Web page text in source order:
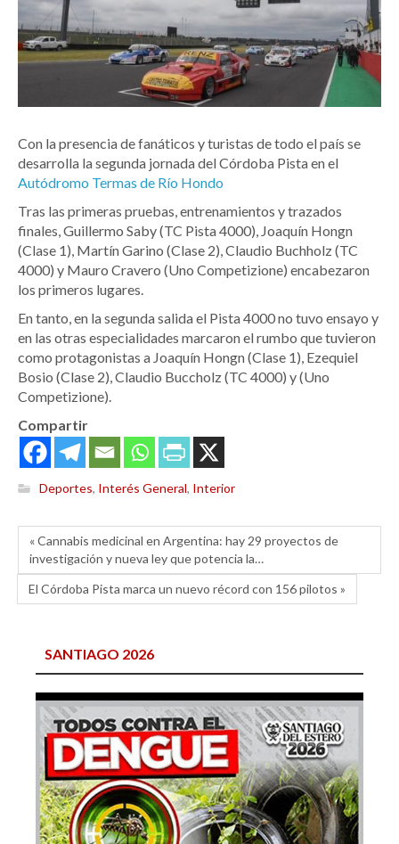
Con la presencia de fanáticos y turistas de todo el país se
desarrolla la segunda jornada del Córdoba Pista en el
Autódromo Termas de Río Hondo
Tras las primeras pruebas, entrenamientos y trazados
finales, Guillermo Saby (TC Pista 4000), Joaquín Hongn
(Clase 1), Martín Garino (Clase 2), Claudio Buchholz (TC
4000) y Mauro Cravero (Uno Competizione) encabezaron
los primeros lugares.
En tanto, en la segunda salida el Pista 4000 no tuvo ensayo y
en las otras especialidades marcaron el rumbo que tuvieron
como protagonistas a Joaquín Hongn (Clase 1), Ezequiel
Bosio (Clase 2), Claudio Buccholz (TC 4000) y (Uno
Competizione).
Compartir
Deportes, Interés General, Interior
« Cannabis medicinal en Argentina: hay 29 proyectos de
investigación y nueva ley que potencia la…
El Córdoba Pista marca un nuevo récord con 156 pilotos »
SANTIAGO 2026